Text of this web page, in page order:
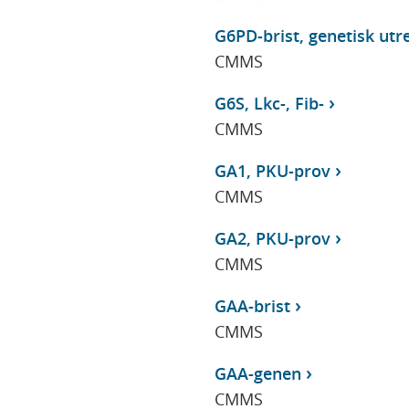
G6PD-brist, genetisk
CMMS
G6S, Lkc-, Fib-
CMMS
GA1, PKU-prov
CMMS
GA2, PKU-prov
CMMS
GAA-brist
CMMS
GAA-genen
CMMS